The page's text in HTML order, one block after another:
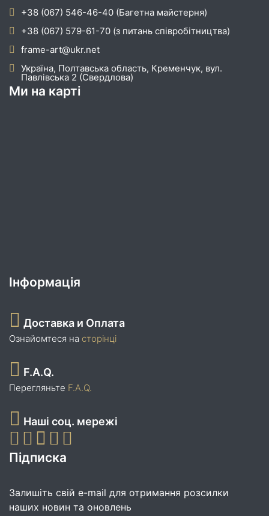
+38 (067) 546-46-40 (Багетна майстерня)
+38 (067) 579-61-70 (з питань співробітництва)
frame-art@ukr.net
Україна, Полтавська область, Кременчук, вул.
Павлівська 2 (Свердлова)
Ми на карті
Інформація
Доставка и Оплата
Ознайомтеся на сторінці
F.A.Q.
Перегляньте F.A.Q.
Наші соц. мережі
Підписка
Залишіть свій e-mail для отримання розсилки
наших новин та оновлень